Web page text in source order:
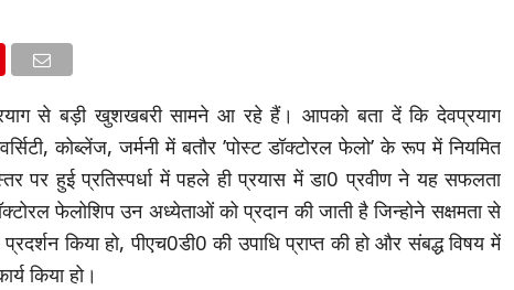
से बड़ी खुशखबरी सामने आ रहे हैं। आपको बता दें कि देवप्रयाग
कोब्लेंज, जर्मनी में बतौर ’पोस्ट डॉक्टोरल फेलो’ के रूप में नियमित
पर हुई प्रतिस्पर्धा में पहले ही प्रयास में डा0 प्रवीण ने यह सफलता
फेलोशिप उन अध्येताओं को प्रदान की जाती है जिन्होने सक्षमता से
किया हो, पीएच0डी0 की उपाधि प्राप्त की हो और संबद्ध विषय में
किया हो।